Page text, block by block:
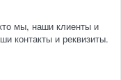
мы, наши клиенты и
контакты и реквизиты.